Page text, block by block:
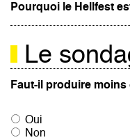
Pourquoi le Hellfest
Le
Faut-il produire
Oui
Non